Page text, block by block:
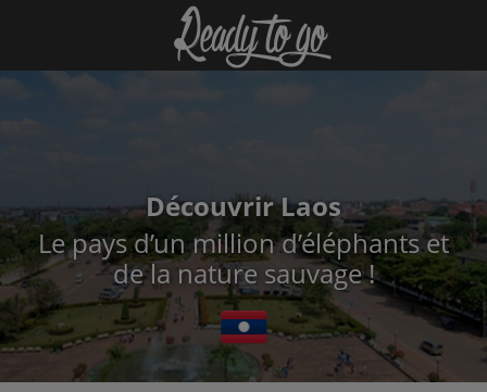
Découvrir Laos
Le pays d’un million d’éléphants et
de la nature sauvage !